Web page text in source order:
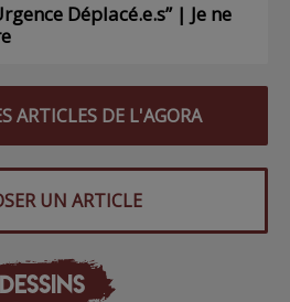
Déplacé.e.s” | Je ne
ARTICLES DE L'AGORA
UN ARTICLE
DESSINS